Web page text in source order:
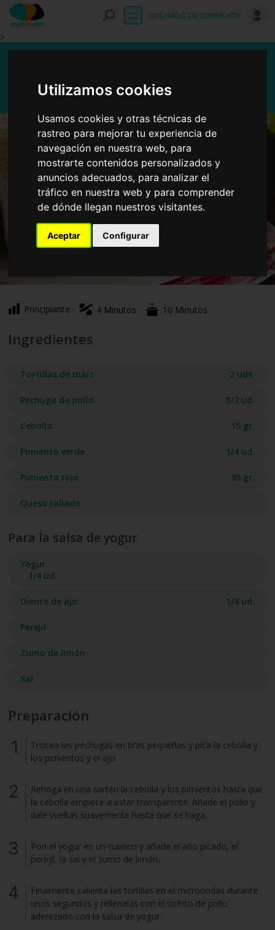
Utilizamos cookies
Usamos cookies y otras técnicas de
rastreo para mejorar tu experiencia de
navegación en nuestra web, para
mostrarte contenidos personalizados y
anuncios adecuados, para analizar el
tráfico en nuestra web y para comprender
de dónde llegan nuestros visitantes.
Aceptar Configurar
>
QUÉ HAGO DE COMER HOY Entrar
Principiante 4 Minutos 10 Minutos
Ingredientes
Tortillas de maíz 2 uds.
Pechuga de pollo 1/2 ud.
Cebolla 15 gr.
Pimiento verde 1/4 ud.
Pimiento rojo 30 gr.
Queso rallado
Para la salsa de yogur
Yogur
1/4 ud.
Diente de ajo 1/4 ud.
Perejil
Zumo de limón
Sal
Preparación
Trocea las pechugas en tiras pequeñas y pica la cebolla y
los pimientos y el ajo.
Rehoga en una sartén la cebolla y los pimientos hasta que
la cebolla empiece a estar transparente. Añade el pollo y
dale vueltas suavemente hasta que se haga.
Pon el yogur en un cuenco y añade el año picado, el
perejil, la sal y el zumo de limón.
Finalmente calienta las tortillas en el microondas durante
unos segundos y rellénalas con el sofrito de pollo
aderezado con la salsa de yogur.